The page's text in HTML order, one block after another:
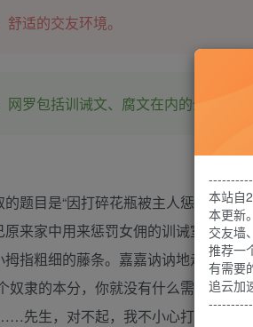
适的交友环境。
罗包括训诫文、腐文在内的全网书源。
题目是“因打碎花瓶被主人惩罚的小
来家中用来惩罚女佣的训诫室，正
指粗细的藤条。嘉嘉讷讷地走了过去
奴隶的本分，你就没有什么需要对我
先生，对不起，我不小心打碎了
本站自
本更新
交友墙
推荐一
有需要
追云加